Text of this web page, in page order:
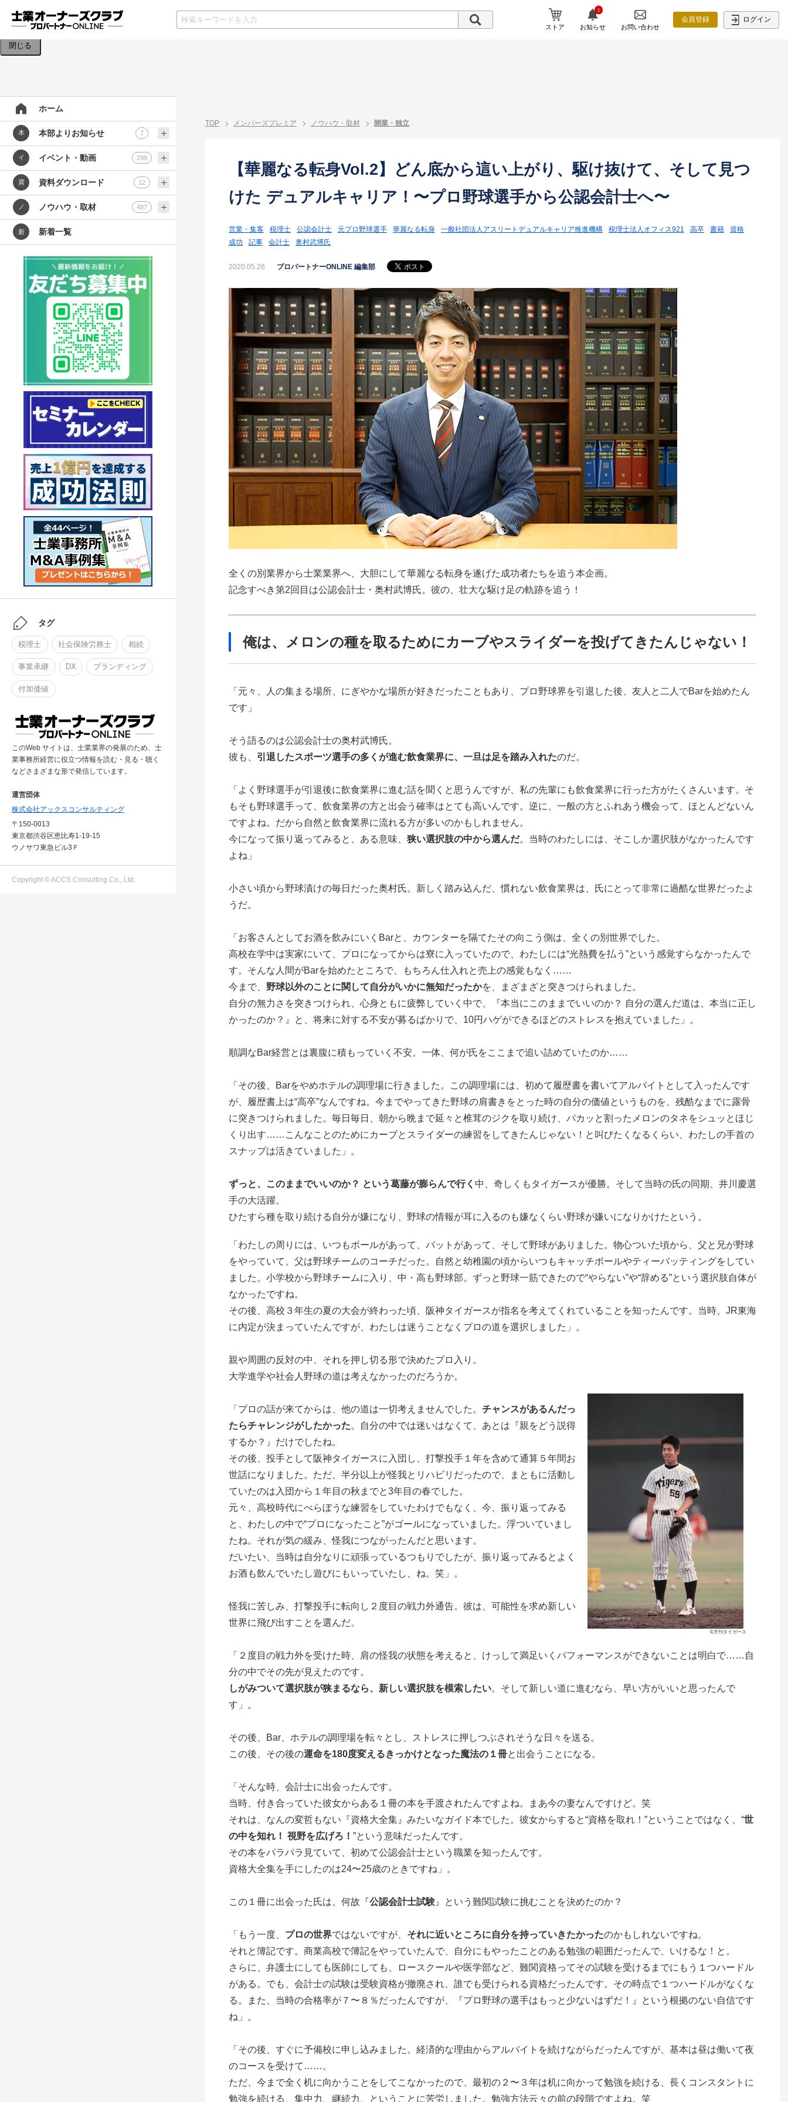
ストア
1
お知らせ お問い合わせ
会員登録 ログイン
検索条件を入力してください。
閉じる
ホーム
本 本部よりお知らせ 7
イ イベント・動画 298
資 資料ダウンロード 12
ノ ノウハウ・取材 487
新 新着一覧
タグ
税理士 社会保険労務士 相続
事業承継 DX ブランディング
付加価値
このWeb サイトは、士業業界の発展のため、士
業事務所経営に役立つ情報を読む・見る・聴く
などさまざまな形で発信しています。
運営団体
株式会社アックスコンサルティング
〒150-0013
東京都渋谷区恵比寿1-19-15
ウノサワ東急ビル3Ｆ
Copyright © ACCS Consulting Co., Ltd.
TOP メンバーズプレミア ノウハウ・取材 開業・独立
【華麗なる転身Vol.2】どん底から這い上がり、駆け抜けて、そして見つ
けた デュアルキャリア！〜プロ野球選手から公認会計士へ〜
営業・集客 税理士 公認会計士 元プロ野球選手 華麗なる転身 一般社団法人アスリートデュアルキャリア推進機構 税理士法人オフィス921 高卒 書籍
資格
成功
記事 会計士 奥村武博氏
2020.05.26 プロパートナーONLINE 編集部
全くの別業界から士業業界へ、大胆にして華麗なる転身を遂げた成功者たちを追う本企画。
記念すべき第2回目は公認会計士・奥村武博氏。彼の、壮大な駆け足の軌跡を追う！
俺は、メロンの種を取るためにカーブやスライダーを投げてきたんじゃない！
「元々、人の集まる場所、にぎやかな場所が好きだったこともあり、プロ野球界を引退した後、友人と二人でBarを始めたん
です」
そう語るのは公認会計士の奥村武博氏。
彼も、 引退したスポーツ選手の多くが進む飲食業界に、一旦は足を踏み入れたのだ。
「よく野球選手が引退後に飲食業界に進む話を聞くと思うんですが、私の先輩にも飲食業界に行った方がたくさんいます。そ
もそも野球選手って、飲食業界の方と出会う確率はとても高いんです。逆に、一般の方とふれあう機会って、ほとんどないん
ですよね。だから自然と飲食業界に流れる方が多いのかもしれません。
今になって振り返ってみると、ある意味、 狭い選択肢の中から選んだ。当時のわたしには、そこしか選択肢がなかったんです
よね」
小さい頃から野球漬けの毎日だった奥村氏。新しく踏み込んだ、慣れない飲食業界は、氏にとって非常に過酷な世界だったよ
うだ。
「お客さんとしてお酒を飲みにいくBarと、カウンターを隔てたその向こう側は、全くの別世界でした。
高校在学中は実家にいて、プロになってからは寮に入っていたので、わたしには“光熱費を払う”という感覚すらなかったんで
す。そんな人間がBarを始めたところで、もちろん仕入れと売上の感覚もなく……
今まで、 野球以外のことに関して自分がいかに無知だったかを、まざまざと突きつけられました。
自分の無力さを突きつけられ、心身ともに疲弊していく中で、『本当にこのままでいいのか？ 自分の選んだ道は、本当に正し
かったのか？』と、将来に対する不安が募るばかりで、10円ハゲができるほどのストレスを抱えていました」。
順調なBar経営とは裏腹に積もっていく不安。一体、何が氏をここまで追い詰めていたのか……
「その後、Barをやめホテルの調理場に行きました。この調理場には、初めて履歴書を書いてアルバイトとして入ったんです
が、履歴書上は“高卒”なんですね。今までやってきた野球の肩書きをとった時の自分の価値というものを、残酷なまでに露骨
に突きつけられました。毎日毎日、朝から晩まで延々と椎茸のジクを取り続け、パカッと割ったメロンのタネをシュッとほじ
くり出す……こんなことのためにカーブとスライダーの練習をしてきたんじゃない！と叫びたくなるくらい、わたしの手首の
スナップは活きていました」。
ずっと、このままでいいのか？ という葛藤が膨らんで行く 中、奇しくもタイガースが優勝。そして当時の氏の同期、井川慶選
手の大活躍。
ひたすら種を取り続ける自分が嫌になり、野球の情報が耳に入るのも嫌なくらい野球が嫌いになりかけたという。
「わたしの周りには、いつもボールがあって、バットがあって、そして野球がありました。物心ついた頃から、父と兄が野球
をやっていて、父は野球チームのコーチだった。自然と幼稚園の頃からいつもキャッチボールやティーバッティングをしてい
ました。小学校から野球チームに入り、中・高も野球部。ずっと野球一筋できたので“やらない”や“辞める”という選択肢自体が
なかったですね。
その後、高校３年生の夏の大会が終わった頃、阪神タイガースが指名を考えてくれていることを知ったんです。当時、JR東海
に内定が決まっていたんですが、わたしは迷うことなくプロの道を選択しました」。
親や周囲の反対の中、それを押し切る形で決めたプロ入り。
大学進学や社会人野球の道は考えなかったのだろうか。
©月刊タイガース
「プロの話が来てからは、他の道は一切考えませんでした。 チャンスがあるんだっ
たらチャレンジがしたかった。自分の中では迷いはなくて、あとは『親をどう説得
するか？』だけでしたね。
その後、投手として阪神タイガースに入団し、打撃投手１年を含めて通算５年間お
世話になりました。ただ、半分以上が怪我とリハビリだったので、まともに活動し
ていたのは入団から１年目の秋までと3年目の春でした。
元々、高校時代にべらぼうな練習をしていたわけでもなく、今、振り返ってみる
と、わたしの中で“プロになったこと”がゴールになっていました。浮ついていまし
たね。それが気の緩み、怪我につながったんだと思います。
だいたい、当時は自分なりに頑張っているつもりでしたが、振り返ってみるとよく
お酒も飲んでいたし遊びにもいっていたし、ね。笑」。
怪我に苦しみ、打撃投手に転向し２度目の戦力外通告。彼は、可能性を求め新しい
世界に飛び出すことを選んだ。
「２度目の戦力外を受けた時、肩の怪我の状態を考えると、けっして満足いくパフォーマンスができないことは明白で……自
分の中でその先が見えたのです。
しがみついて選択肢が狭まるなら、新しい選択肢を模索したい。そして新しい道に進むなら、早い方がいいと思ったんで
す」。
その後、Bar、ホテルの調理場を転々とし、ストレスに押しつぶされそうな日々を送る。
この後、その後の運命を180度変えるきっかけとなった魔法の１冊と出会うことになる。
「そんな時、会計士に出会ったんです。
当時、付き合っていた彼女からある１冊の本を手渡されたんですよね。まあ今の妻なんですけど。笑
それは、なんの変哲もない『資格大全集』みたいなガイド本でした。彼女からすると“資格を取れ！”ということではなく、“世
の中を知れ！ 視野を広げろ！ ”という意味だったんです。
その本をパラパラ見ていて、初めて公認会計士という職業を知ったんです。
資格大全集を手にしたのは24〜25歳のときですね」。
この１冊に出会った氏は、何故『公認会計士試験 』という難関試験に挑むことを決めたのか？
「もう一度、 プロの世界ではないですが、 それに近いところに自分を持っていきたかったのかもしれないですね。
それと簿記です。商業高校で簿記をやっていたんで、自分にもやったことのある勉強の範囲だったんで、いけるな！と。
さらに、弁護士にしても医師にしても、ロースクールや医学部など、難関資格ってその試験を受けるまでにもう１つハードル
がある。でも、会計士の試験は受験資格が撤廃され、誰でも受けられる資格だったんです。その時点で１つハードルがなくな
る。また、当時の合格率が７〜８％だったんですが、『プロ野球の選手はもっと少ないはずだ！』という根拠のない自信です
ね」。
「その後、すぐに予備校に申し込みました。経済的な理由からアルバイトを続けながらだったんですが、基本は昼は働いて夜
のコースを受けて……。
ただ、今まで全く机に向かうことをしてこなかったので、最初の２〜３年は机に向かって勉強を続ける、長くコンスタントに
勉強を続ける、集中力、継続力、ということに苦労しました。勉強方法云々の前の段階ですよね。笑